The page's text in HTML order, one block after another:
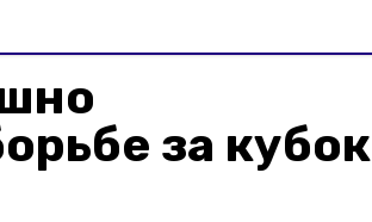
за кубок